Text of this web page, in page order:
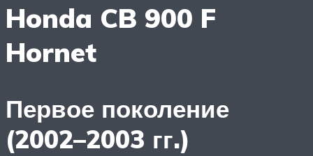
Honda CB 900 F
Hornet
Первое поколение
(2002–2003 гг.)